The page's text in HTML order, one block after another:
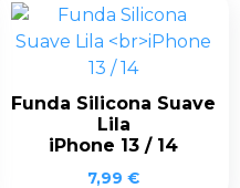
Funda Silicona Suave
Lila
iPhone 13 / 14
7,99 €